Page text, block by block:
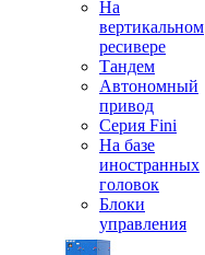
На
вертикальном
ресивере
Тандем
Автономный
привод
Серия Fini
На базе
иностранных
головок
Блоки
управления